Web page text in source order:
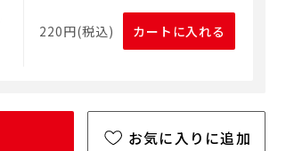
220円(税込) カートに入れる
お気に入りに追加